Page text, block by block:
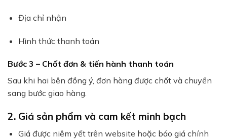
Địa chỉ nhận
Hình thức thanh toán
Bước 3 – Chốt đơn & tiến hành thanh toán
Sau khi hai bên đồng ý, đơn hàng được chốt và chuyển
sang bước giao hàng.
2. Giá sản phẩm và cam kết minh bạch
Giá được niêm yết trên website hoặc báo giá chính